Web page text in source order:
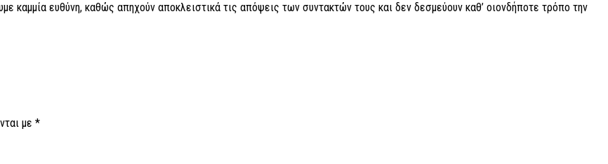
καμμία ευθύνη, καθώς απηχούν αποκλειστικά τις απόψεις των συντακτών τους και δεν δεσμεύουν καθ’ οιονδήποτε τρόπο την
με *